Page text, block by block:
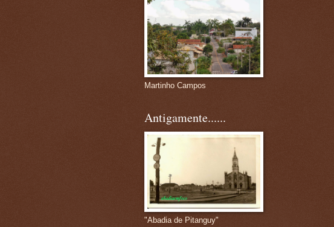
Martinho Campos
Antigamente......
"Abadia de Pitanguy"